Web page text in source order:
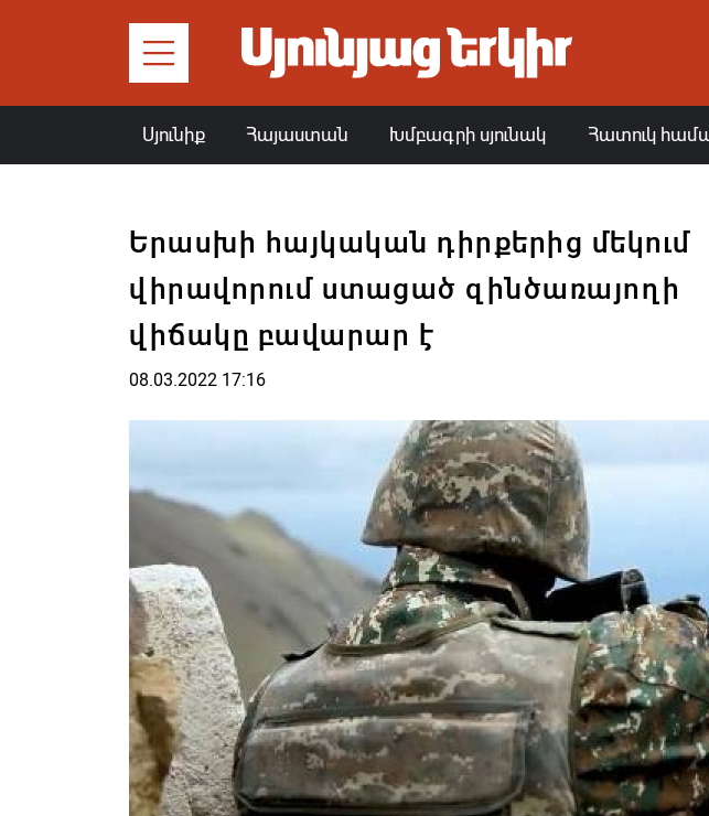
Սյունիք Հայաստան Խմբագրի սյունակ Հատուկ
Երասխի հայկական դիրքերից մեկում
վիրավորում ստացած զինծառայողի
վիճակը բավարար է
08.03.2022 17:16